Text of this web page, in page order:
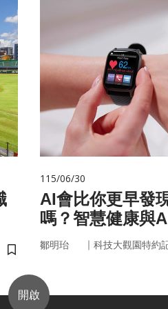
儲存書籤
115/06/30
AI會比你更早發
嗎？智慧健康與
來
鄒明珆 ｜ 科技大觀園特約
開啟